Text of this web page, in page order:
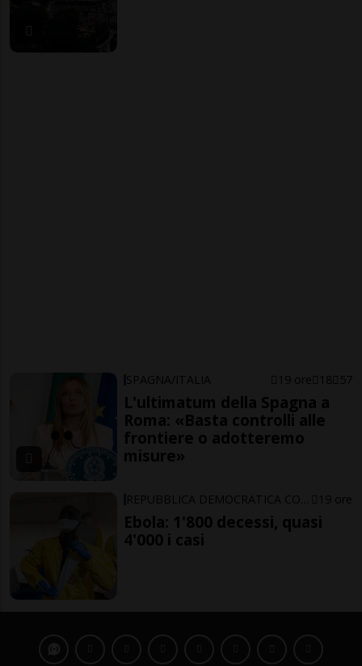
SPAGNA/ITALIA 19 ore 18 57
L'ultimatum della Spagna a
Roma: «Basta controlli alle
frontiere o adotteremo
misure»
19 ore
Ebola: 1'800 decessi, quasi
4'000 i casi